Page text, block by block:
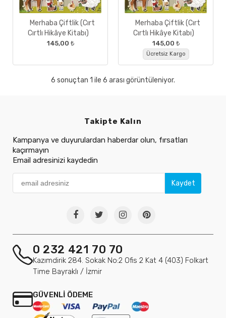
Merhaba Çiftlik (Cırt
Cırtlı Hikâye Kitabı)
145,00 ₺
Merhaba Çiftlik (Cırt
Cırtlı Hikâye Kitabı)
145,00 ₺
Ücretsiz Kargo
6 sonuçtan 1 ile 6 arası görüntüleniyor.
Takipte Kalın
Kampanya ve duyurulardan haberdar olun, fırsatları
kaçırmayın
Email adresinizi kaydedin
Kaydet
0 232 421 70 70
Kazımdirik 284. Sokak No:2 Ofis 2 Kat 4 (403) Folkart
Time Bayraklı / İzmir
GÜVENLİ ÖDEME